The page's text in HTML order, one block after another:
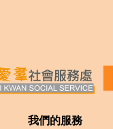
我們的服務